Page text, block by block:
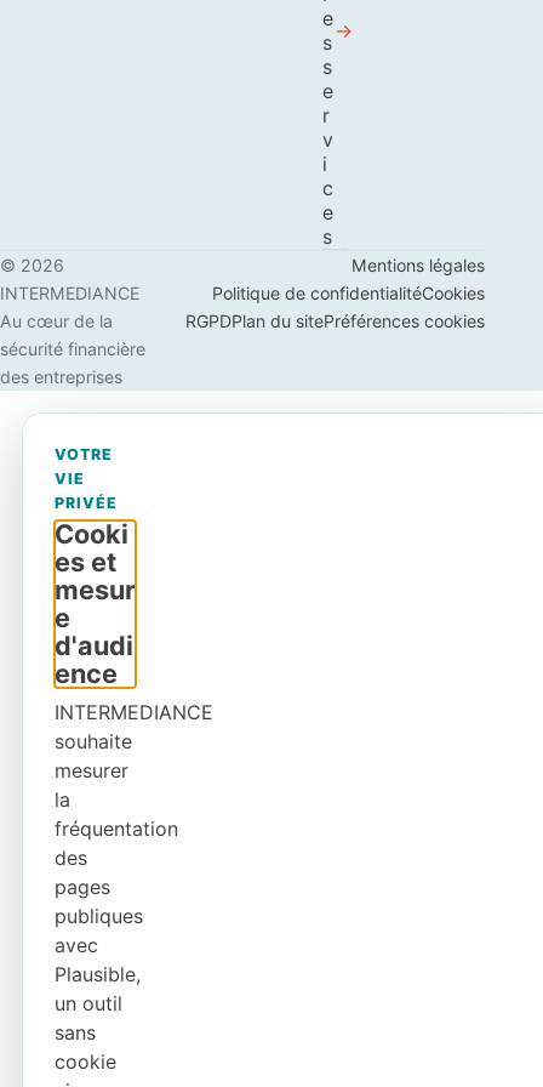
e
s
s
e
r
v
i
c
e
s
© 2026
INTERMEDIANCE
Au cœur de la
sécurité financière
des entreprises
Mentions légales
Politique de confidentialitéCookies
RGPDPlan du sitePréférences cookies
VOTRE
VIE
PRIVÉE
Cooki
es et
mesur
e
d'audi
ence
INTERMEDIANCE
souhaite
mesurer
la
fréquentation
des
pages
publiques
avec
Plausible,
un outil
sans
cookie